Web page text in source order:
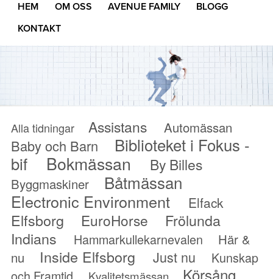
HEM OM OSS AVENUE FAMILY
BLOGG
KONTAKT
Alla tidningar Assistans Automässan
Baby och Barn
Biblioteket i Fokus -
bif
Bokmässan By Billes
Byggmaskiner Båtmässan
Electronic Environment Elfack
Elfsborg EuroHorse
Frölunda
Indians
Hammarkullekarnevalen
Här &
nu
Inside Elfsborg Just nu
Kunskap
Körsång